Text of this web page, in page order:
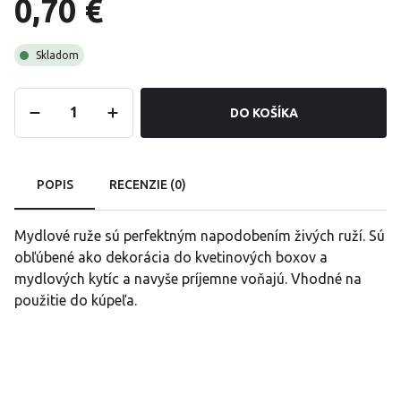
0,70 €
Skladom
DO KOŠÍKA
POPIS RECENZIE (0)
Mydlové ruže sú perfektným napodobením živých ruží. Sú
obľúbené ako dekorácia do kvetinových boxov a
mydlových kytíc a navyše príjemne voňajú. Vhodné na
použitie do kúpeľa.